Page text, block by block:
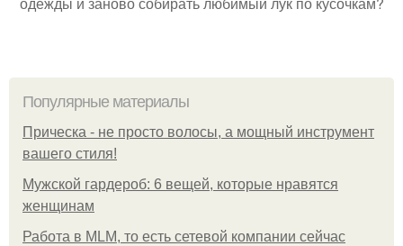
Популярные материалы
Прическа - не просто волосы, а мощный инструмент
вашего стиля!
Мужской гардероб: 6 вещей, которые нравятся
женщинам
Работа в MLM, то есть сетевой компании сейчас